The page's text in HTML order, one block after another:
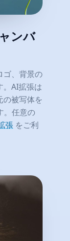
ンバ
ゴ、背景の
。AI拡張は
の被写体を
。任意の
張 をご利